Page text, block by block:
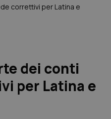
correttivi per Latina e
dei conti
per Latina e